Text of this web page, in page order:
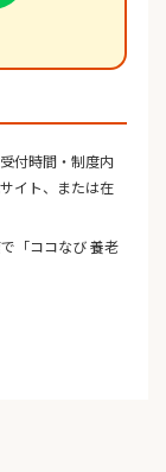
付時間・制度内
イト、または在
「ココなび 養老